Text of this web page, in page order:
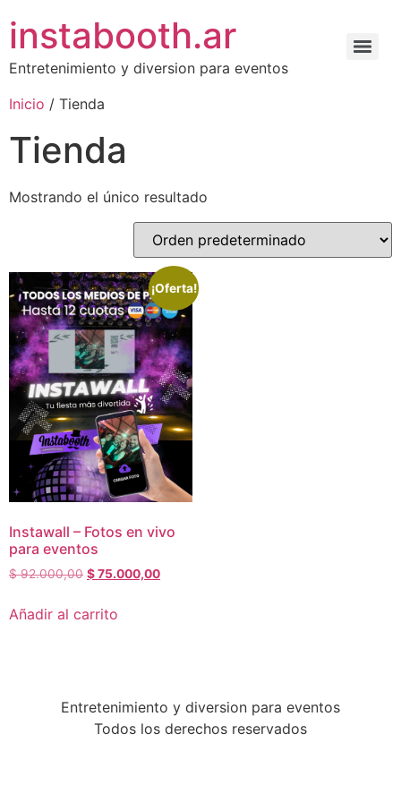
instabooth.ar
Entretenimiento y diversion para eventos
Inicio / Tienda
Tienda
Mostrando el único resultado
¡Oferta!
Instawall – Fotos en vivo
para eventos
$92.000,00 $75.000,00
Añadir al carrito
Entretenimiento y diversion para eventos
Todos los derechos reservados